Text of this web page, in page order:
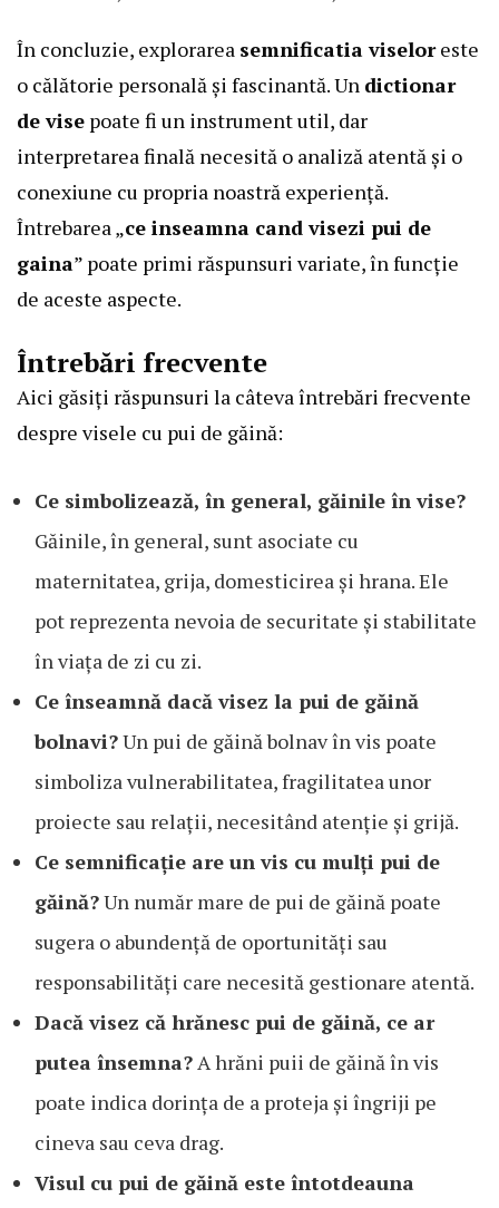
În concluzie, explorarea semnificatia viseloreste
o călătorie personală și fascinantă. Un dictionar
de vise poate fi un instrument util, dar
interpretarea finală necesită o analiză atentă și o
conexiune cu propria noastră experiență.
Întrebarea „ce inseamna cand visezi pui de
gaina” poate primi răspunsuri variate, în funcție
de aceste aspecte.
Întrebări frecvente
Aici găsiți răspunsuri la câteva întrebări frecvente
despre visele cu pui de găină:
Ce simbolizează, în general, găinile în vise?
Găinile, în general, sunt asociate cu
maternitatea, grija, domesticirea și hrana. Ele
pot reprezenta nevoia de securitate și stabilitate
în viața de zi cu zi.
Ce înseamnă dacă visez la pui de găină
bolnavi?Un pui de găină bolnav în vis poate
simboliza vulnerabilitatea, fragilitatea unor
proiecte sau relații, necesitând atenție și grijă.
Ce semnificație are un vis cu mulți pui de
găină?Un număr mare de pui de găină poate
sugera o abundență de oportunități sau
responsabilități care necesită gestionare atentă.
Dacă visez că hrănesc pui de găină, ce ar
putea însemna?A hrăni puii de găină în vis
poate indica dorința de a proteja și îngriji pe
cineva sau ceva drag.
Visul cu pui de găină este întotdeauna